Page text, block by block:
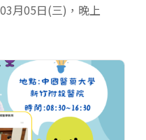
月05日(三)，晚上